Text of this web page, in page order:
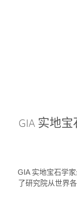
GIA 实地
GIA 实地宝石学
了研究院从世界